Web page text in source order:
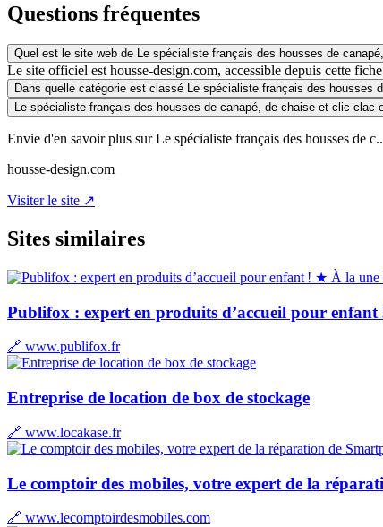
Questions fréquentes
Quel est le site web de Le spécialiste français des housses de
Le site officiel est housse-design.com, accessible depuis cette
Dans quelle catégorie est classé Le spécialiste français des housses
Le spécialiste français des housses de canapé, de chaise et clic clac
Envie d'en savoir plus sur Le spécialiste français des housses de
housse-design.com
Visiter le site ↗
Sites similaires
★ À la une
Publifox : expert en produits d’accueil pour enfant
🔗 www.publifox.fr
Entreprise de location de box de stockage
🔗 www.locakase.fr
Le comptoir des mobiles, votre expert de la
🔗 www.lecomptoirdesmobiles.com